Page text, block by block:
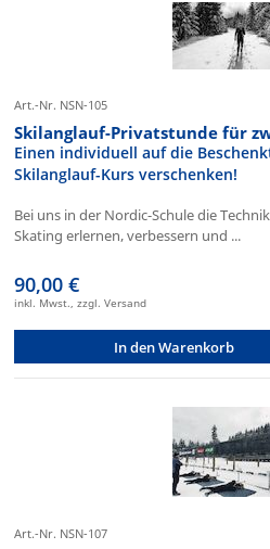
Art.-Nr. NSN-105
Skilanglauf-Privatstunde für
Einen individuell auf die
Skilanglauf-Kurs verschenken!
Bei uns in der Nordic-Schule die
Skating erlernen, verbessern und ...
90,00 €
inkl. Mwst., zzgl. Versand
In den Warenkorb
Art.-Nr. NSN-107